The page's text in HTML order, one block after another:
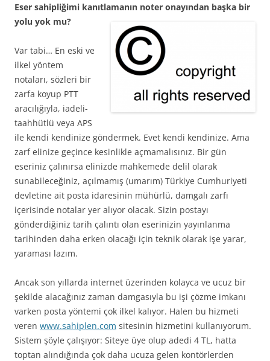
Eser sahipliğimi kanıtlamanın noter onayından başka bir
yolu yok mu?
Var tabi… En eski ve
ilkel yöntem
notaları, sözleri bir
zarfa koyup PTT
aracılığıyla, iadeli-
taahhütlü veya APS
ile kendi kendinize göndermek. Evet kendi kendinize. Ama
zarf elinize geçince kesinlikle açmamalısınız. Bir gün
eseriniz çalınırsa elinizde mahkemede delil olarak
sunabileceğiniz, açılmamış (umarım) Türkiye Cumhuriyeti
devletine ait posta idaresinin mühürlü, damgalı zarfı
içerisinde notalar yer alıyor olacak. Sizin postayı
gönderdiğiniz tarih çalıntı olan eserinizin yayınlanma
tarihinden daha erken olacağı için teknik olarak işe yarar,
yaraması lazım.
Ancak son yıllarda internet üzerinden kolayca ve ucuz bir
şekilde alacağınız zaman damgasıyla bu işi çözme imkanı
varken posta yöntemi çok ilkel kalıyor. Halen bu hizmeti
veren www.sahiplen.com sitesinin hizmetini kullanıyorum.
Sistem şöyle çalışıyor: Siteye üye olup adedi 4 TL, hatta
toptan alındığında çok daha ucuza gelen kontörlerden